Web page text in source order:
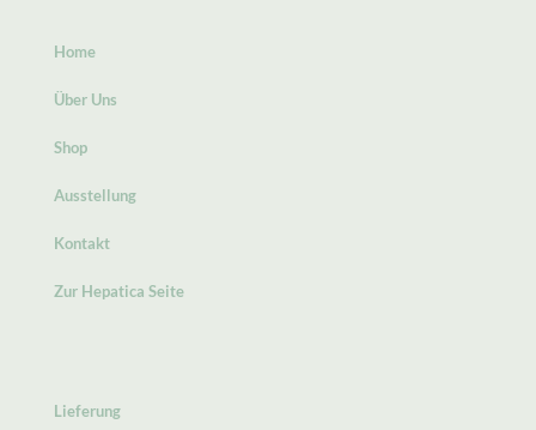
Home
Über Uns
Shop
Ausstellung
Kontakt
Zur Hepatica Seite
Lieferung